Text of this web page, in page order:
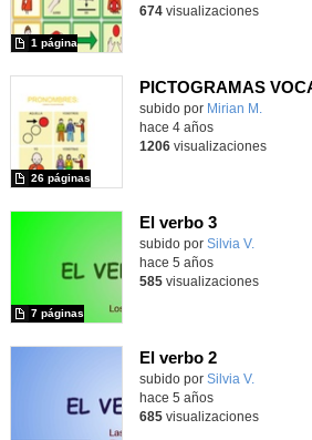
1 página
674visualizaciones
Contenido educativo.
subido por Mirian M.
26 páginas
hace 4 años
1206visualizaciones
El verbo 3
Contenido educativo.
subido por Silvia V.
7 páginas
hace 5 años
585visualizaciones
El verbo 2
Contenido educativo.
subido por Silvia V.
hace 5 años
685visualizaciones